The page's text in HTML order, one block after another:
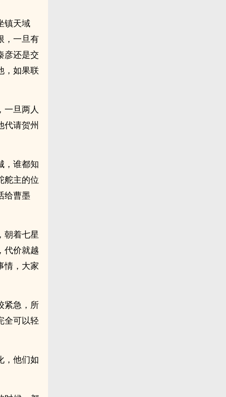
镇天域
，一旦有
彦还是交
，如果联
一旦两人
代请贺州
，谁都知
舵主的位
给曹墨
朝着七星
代价就越
情，大家
紧急，所
全可以轻
，他们如